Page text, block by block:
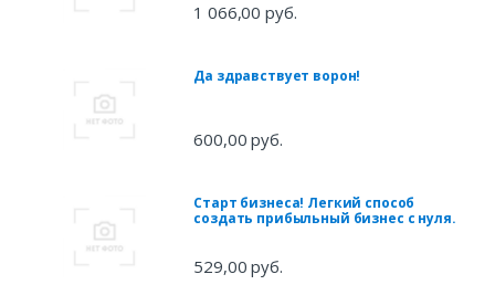
1 066,00 руб.
Да здравствует ворон!
600,00 руб.
Старт бизнеса! Легкий способ
создать прибыльный бизнес с нуля.
529,00 руб.